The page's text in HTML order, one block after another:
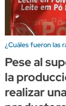
¿Cuáles fueron las
Pese al
la
realizar